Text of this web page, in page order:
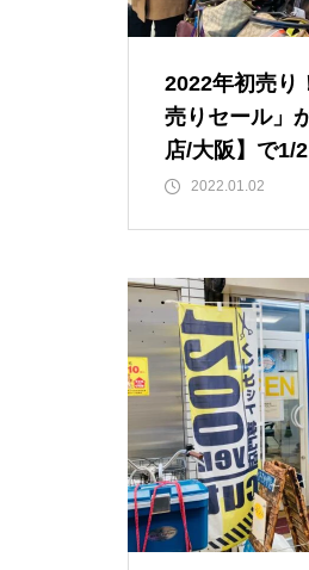
2022年初売り
売りセール」
店/大阪】で1/
1/17マデ
2022.01.02